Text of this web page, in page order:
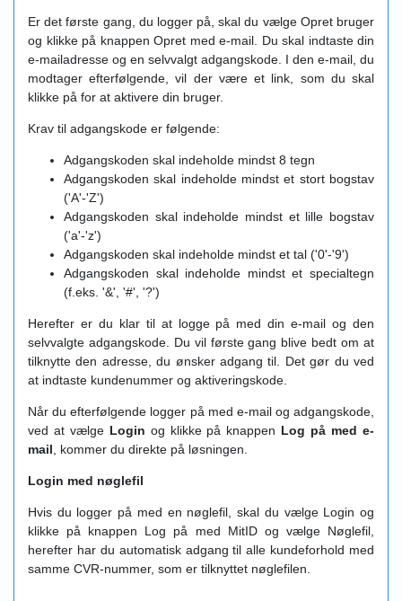
Er det første gang, du logger på, skal du vælge Opret bruger
og klikke på knappen Opret med e-mail. Du skal indtaste din
e-mailadresse og en selvvalgt adgangskode. I den e-mail, du
modtager efterfølgende, vil der være et link, som du skal
klikke på for at aktivere din bruger.
Krav til adgangskode er følgende:
Adgangskoden skal indeholde mindst 8 tegn
Adgangskoden skal indeholde mindst et stort bogstav
('A'-'Z')
Adgangskoden skal indeholde mindst et lille bogstav
('a'-'z')
Adgangskoden skal indeholde mindst et tal ('0'-'9')
Adgangskoden skal indeholde mindst et specialtegn
(f.eks. '&', '#', '?')
Herefter er du klar til at logge på med din e-mail og den
selvvalgte adgangskode. Du vil første gang blive bedt om at
tilknytte den adresse, du ønsker adgang til. Det gør du ved
at indtaste kundenummer og aktiveringskode.
Når du efterfølgende logger på med e-mail og adgangskode,
ved at vælge Login og klikke på knappen Log på med e-
mail , kommer du direkte på løsningen.
Login med nøglefil
Hvis du logger på med en nøglefil, skal du vælge Login og
klikke på knappen Log på med MitID og vælge Nøglefil,
herefter har du automatisk adgang til alle kundeforhold med
samme CVR-nummer, som er tilknyttet nøglefilen.